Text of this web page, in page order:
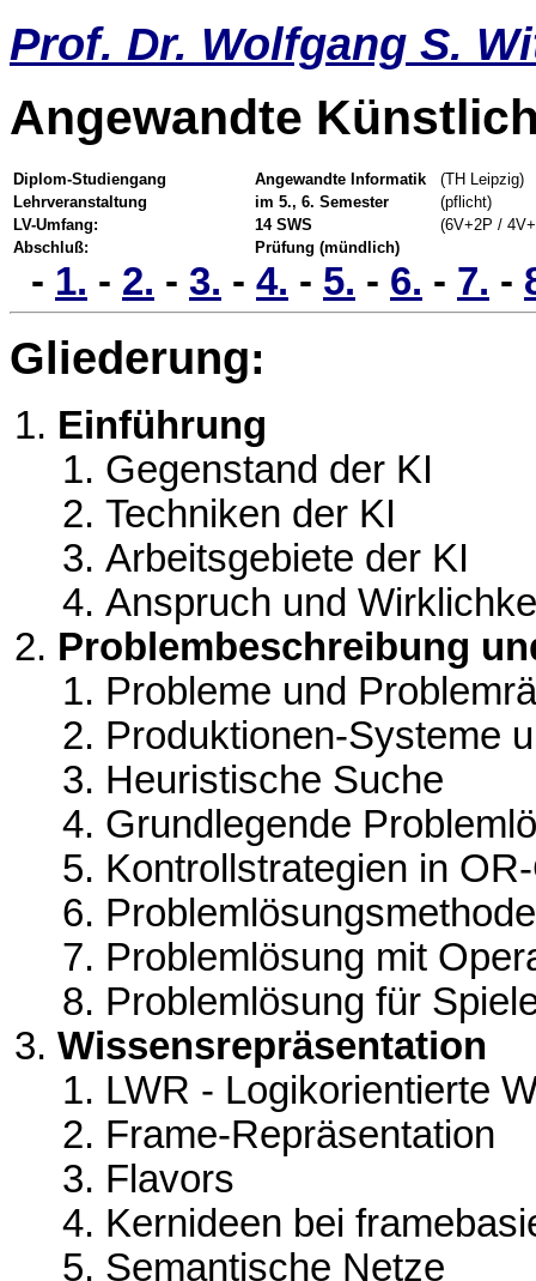
Prof. Dr. Wolfgang S.
Angewandte
Diplom-Studiengang Angewandte Informatik
(TH Leipzig)
Lehrveranstaltung
im 5., 6. Semester
(pflicht)
LV-Umfang:
14 SWS
(6V+2P /
Abschluß:
Prüfung (mündlich)
- 1. - 2. - 3. - 4. - 5. - 6. - 7. -
Gliederung:
Einführung
Gegenstand der KI
Techniken der KI
Arbeitsgebiete der KI
Anspruch und
Problembeschreibung
Probleme und
Produktionen-Systeme
Heuristische Suche
Grundlegende
Kontrollstrategien in
Problemlösung mit
Problemlösung für
Wissensrepräsentation
LWR - Logikorientierte
Frame-Repräsentation
Flavors
Kernideen bei
Semantische Netze